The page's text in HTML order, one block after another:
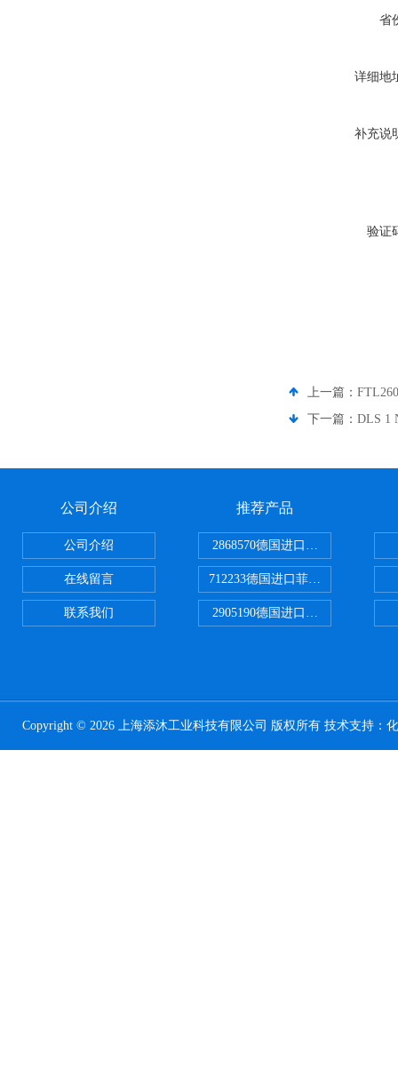
省
详细地
补充说
验证
上一篇：
下一篇： DLS 1
公司介绍
公司介绍
在线留言
联系我们
推荐产品
2868570德国进口菲尼克斯电源
712233德国进口菲尼克斯断路器
2905190德国进口菲尼克斯继电器
Copyright © 2026 上海添沐工业科技有限公司 版权所有 技术支持：